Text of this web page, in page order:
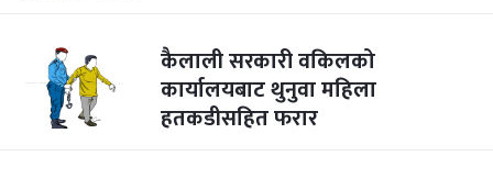
कैलाली सरकारी वकिलको
कार्यालयबाट थुनुवा महिला
हतकडीसहित फरार